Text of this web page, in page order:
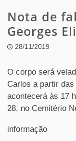
Nota de
Georges
28/11/2019
O corpo será
Carlos a partir
acontecerá às 17
28, no Cemitério
informação